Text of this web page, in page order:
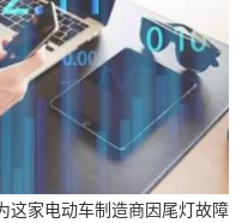
这家电动车制造商因尾灯故障